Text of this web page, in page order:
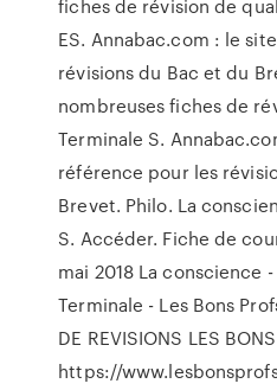
fiches de révision de
ES. Annabac.com : le
révisions du Bac et du
nombreuses fiches de
Terminale S.
référence pour les
Brevet. Philo. La
S. Accéder. Fiche de
mai 2018 La conscience
Terminale - Les Bons
DE REVISIONS LES
https://